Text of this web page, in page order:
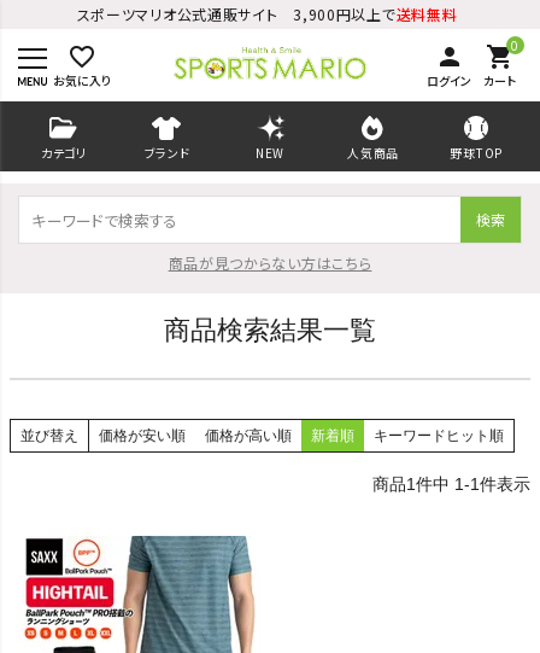
スポーツマリオ公式通販サイト 3,900円以上で送料無料
favorite_border
お気に入り
person
ログイン
0
shopping_cart
カート
カテゴリ ブランド NEW 人気商品 野球TOP
検索
商品が見つからない方はこちら
商品検索結果一覧
並び替え 価格が安い順 価格が高い順 新着順 キーワードヒット順
1件中 1-1件表示